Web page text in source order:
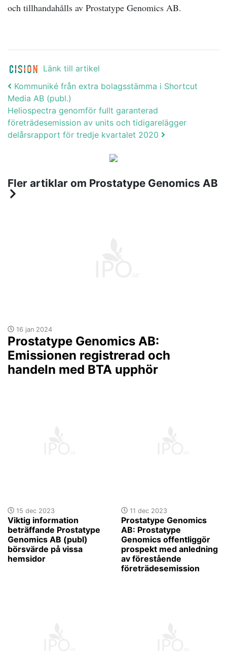
och tillhandahålls av Prostatype Genomics AB.
Länk till artikel
Post navigation
Kommuniké från extra bolagsstämma i Shortcut
Media AB (publ.)
Heliospectra genomför fullt garanterad
företrädesemission av units och tidigarelägger
delårsrapport för tredje kvartalet 2020
Fler artiklar om Prostatype Genomics AB
16 jan 2024
Prostatype Genomics AB:
Emissionen registrerad och
handeln med BTA upphör
15 dec 2023
Viktig information
beträffande Prostatype
Genomics AB (publ)
börsvärde på vissa
hemsidor
11 dec 2023
Prostatype Genomics
AB: Prostatype
Genomics offentliggör
prospekt med anledning
av förestående
företrädesemission